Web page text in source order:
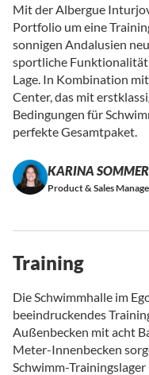
Mit der Albergue
Portfolio um eine
sonnigen Andalusien
sportliche Funktionalität
Lage. In Kombination
Center, das mit
Bedingungen für
perfekte Gesamtpaket.
KARINA SOMMER
Product & Sales
Training
Die Schwimmhalle im
beeindruckendes
Außenbecken mit acht
Meter-Innenbecken
Schwimm-Trainingslager